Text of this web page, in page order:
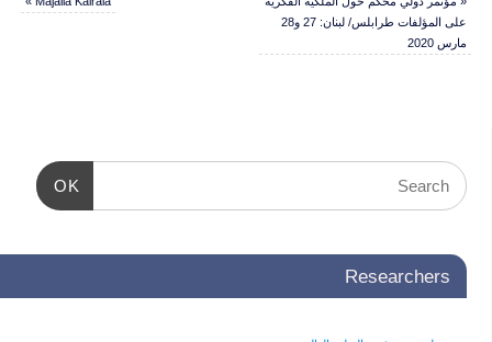
على المؤلفات طرابلس/ لبنان: 27 و28
مارس 2020
OK
Researchers
دعوة لحضور مؤتمر التعليم العالي جسر
مستدامة